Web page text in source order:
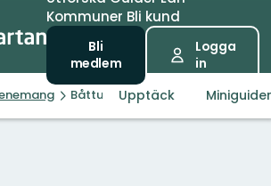
Kommuner Bli kund
Bli
medlem
Logga
in
Båtturer med guide på Göta
Upptäck Miniguider